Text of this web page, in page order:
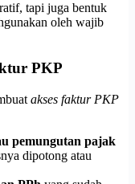
tapi juga bentuk
oleh wajib
PKP
akses faktur PKP
pemungutan pajak
dipotong atau